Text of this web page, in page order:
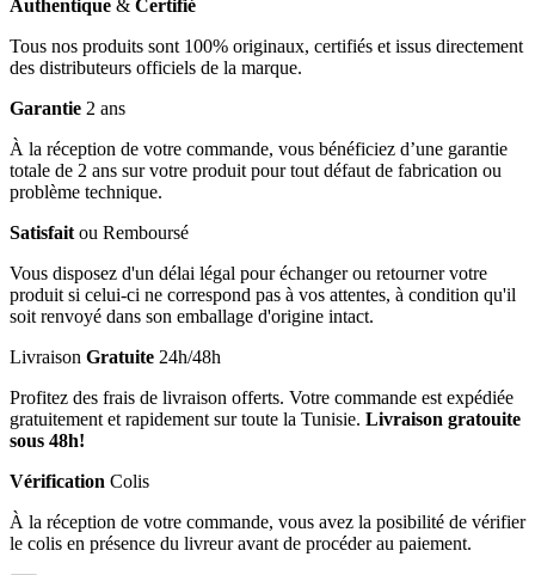
Authentique & Certifié
Tous nos produits sont 100% originaux, certifiés et issus directement
des distributeurs officiels de la marque.
Garantie 2 ans
À la réception de votre commande, vous bénéficiez d’une garantie
totale de 2 ans sur votre produit pour tout défaut de fabrication ou
problème technique.
Satisfait ou Remboursé
Vous disposez d'un délai légal pour échanger ou retourner votre
produit si celui-ci ne correspond pas à vos attentes, à condition qu'il
soit renvoyé dans son emballage d'origine intact.
Livraison Gratuite 24h/48h
Profitez des frais de livraison offerts. Votre commande est expédiée
gratuitement et rapidement sur toute la Tunisie. Livraison gratouite
sous 48h!
Vérification Colis
À la réception de votre commande, vous avez la posibilité de vérifier
le colis en présence du livreur avant de procéder au paiement.